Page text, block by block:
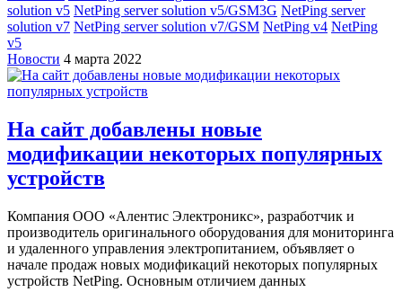
solution v5 NetPing server solution v5/GSM3G NetPing server
solution v7 NetPing server solution v7/GSM NetPing v4 NetPing
v5
Новости 4 марта 2022
На сайт добавлены новые
модификации некоторых популярных
устройств
Компания ООО «Алентис Электроникс», разработчик и
производитель оригинального оборудования для мониторинга
и удаленного управления электропитанием, объявляет о
начале продаж новых модификаций некоторых популярных
устройств NetPing. Основным отличием данных